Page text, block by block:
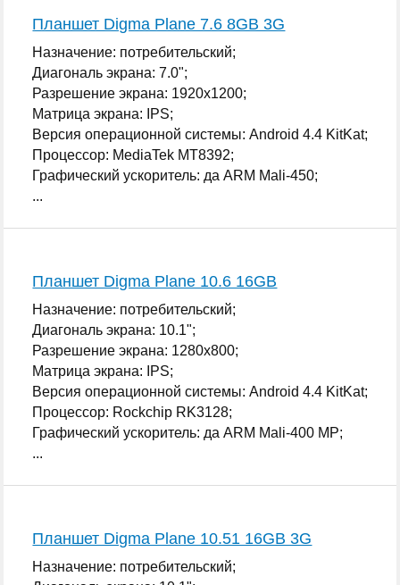
Планшет Digma Plane 7.6 8GB 3G
Назначение: потребительский;
Диагональ экрана: 7.0";
Разрешение экрана: 1920x1200;
Матрица экрана: IPS;
Версия операционной системы: Android 4.4 KitKat;
Процессор: MediaTek MT8392;
Графический ускоритель: да ARM Mali-450;
...
Планшет Digma Plane 10.6 16GB
Назначение: потребительский;
Диагональ экрана: 10.1";
Разрешение экрана: 1280x800;
Матрица экрана: IPS;
Версия операционной системы: Android 4.4 KitKat;
Процессор: Rockchip RK3128;
Графический ускоритель: да ARM Mali-400 MP;
...
Планшет Digma Plane 10.51 16GB 3G
Назначение: потребительский;